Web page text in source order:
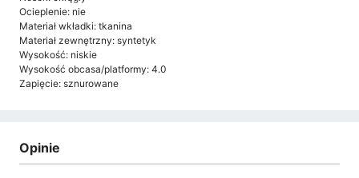
Ocieplenie: nie
Materiał wkładki: tkanina
Materiał zewnętrzny: syntetyk
Wysokość: niskie
Wysokość obcasa/platformy: 4.0
Zapięcie: sznurowane
Opinie